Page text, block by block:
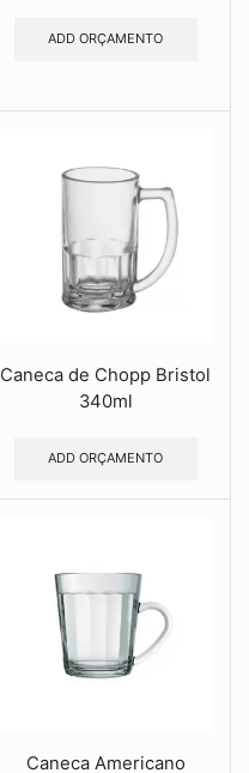
ADD ORÇAMENTO
Caneca de Chopp Bristol
340ml
ADD ORÇAMENTO
Caneca Americano